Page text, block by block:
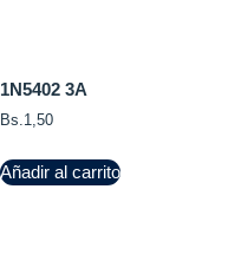
1N5402 3A
Bs.1,50
Añadir al carrito